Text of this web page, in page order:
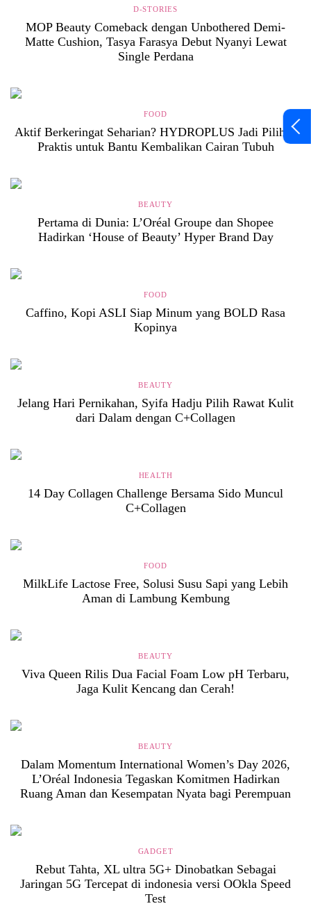
D-STORIES
MOP Beauty Comeback dengan Unbothered Demi-
Matte Cushion, Tasya Farasya Debut Nyanyi Lewat
Single Perdana
FOOD
Aktif Berkeringat Seharian? HYDROPLUS Jadi Pilihan
Praktis untuk Bantu Kembalikan Cairan Tubuh
BEAUTY
Pertama di Dunia: L’Oréal Groupe dan Shopee
Hadirkan ‘House of Beauty’ Hyper Brand Day
FOOD
Caffino, Kopi ASLI Siap Minum yang BOLD Rasa
Kopinya
BEAUTY
Jelang Hari Pernikahan, Syifa Hadju Pilih Rawat Kulit
dari Dalam dengan C+Collagen
HEALTH
14 Day Collagen Challenge Bersama Sido Muncul
C+Collagen
FOOD
MilkLife Lactose Free, Solusi Susu Sapi yang Lebih
Aman di Lambung Kembung
BEAUTY
Viva Queen Rilis Dua Facial Foam Low pH Terbaru,
Jaga Kulit Kencang dan Cerah!
BEAUTY
Dalam Momentum International Women’s Day 2026,
L’Oréal Indonesia Tegaskan Komitmen Hadirkan
Ruang Aman dan Kesempatan Nyata bagi Perempuan
GADGET
Rebut Tahta, XL ultra 5G+ Dinobatkan Sebagai
Jaringan 5G Tercepat di indonesia versi OOkla Speed
Test